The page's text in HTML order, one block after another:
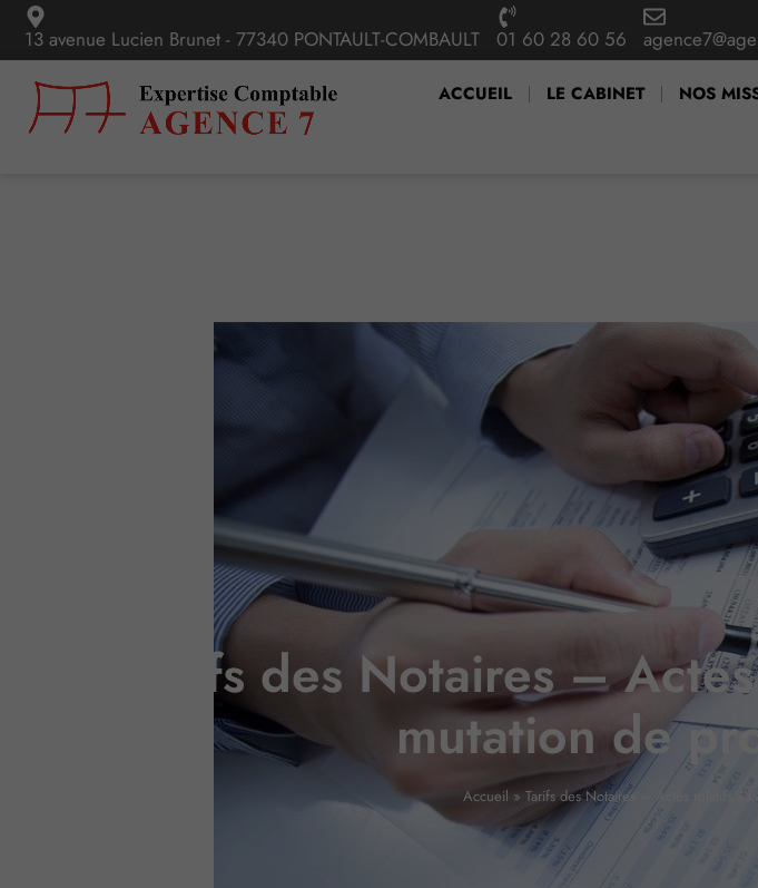
13 avenue Lucien Brunet - 77340 PONTAULT-COMBAULT 01 60 28 60 56
ACCUEIL LE CABINET NOS
Tarifs des Notaires –
mutation de
Accueil » Tarifs des Notaires – Actes relatifs à